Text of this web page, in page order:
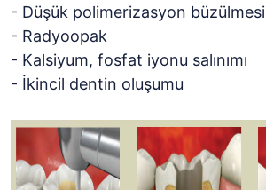
- Düşük polimerizasyon büzülmesi
- Radyoopak
- Kalsiyum, fosfat iyonu salınımı
- İkincil dentin oluşumu